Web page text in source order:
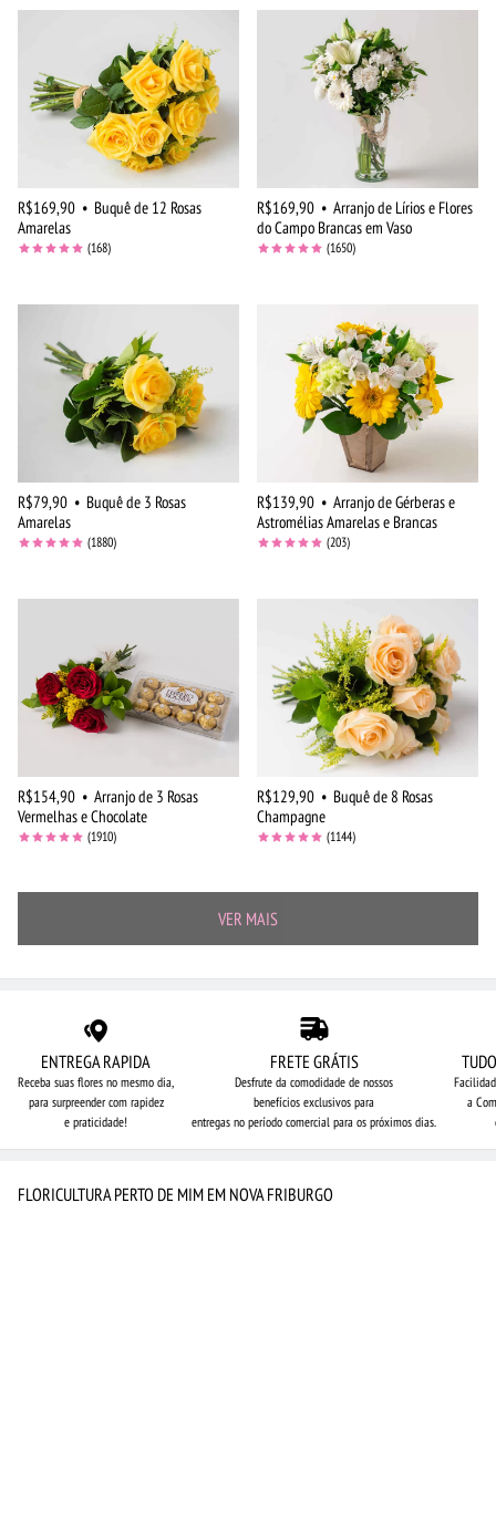
R$169,90 • Buquê de 12 Rosas
Amarelas
(168)
R$169,90 • Arranjo de Lírios e Flores
do Campo Brancas em Vaso
(1650)
R$79,90 • Buquê de 3 Rosas
Amarelas
(1880)
R$139,90 • Arranjo de Gérberas e
Astromélias Amarelas e Brancas
(203)
R$154,90 • Arranjo de 3 Rosas
Vermelhas e Chocolate
(1910)
R$129,90 • Buquê de 8 Rosas
Champagne
(1144)
VER MAIS
ENTREGA RAPIDA
Receba suas flores no mesmo dia,
para surpreender com rapidez
e praticidade!
FRETE GRÁTIS
Desfrute da comodidade de nossos
benefícios exclusivos para
entregas no período comercial para os próximos dias.
a
FLORICULTURA PERTO DE MIM EM NOVA FRIBURGO